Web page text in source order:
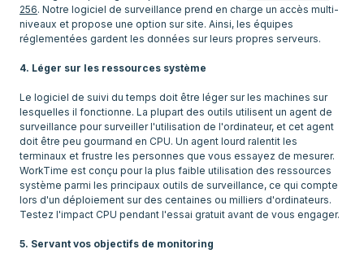
256. Notre logiciel de surveillance prend en charge un accès multi-
niveaux et propose une option sur site. Ainsi, les équipes
réglementées gardent les données sur leurs propres serveurs.
4. Léger sur les ressources système
Le logiciel de suivi du temps doit être léger sur les machines sur
lesquelles il fonctionne. La plupart des outils utilisent un agent de
surveillance pour surveiller l'utilisation de l'ordinateur, et cet agent
doit être peu gourmand en CPU. Un agent lourd ralentit les
terminaux et frustre les personnes que vous essayez de mesurer.
WorkTime est conçu pour la plus faible utilisation des ressources
système parmi les principaux outils de surveillance, ce qui compte
lors d'un déploiement sur des centaines ou milliers d'ordinateurs.
Testez l'impact CPU pendant l'essai gratuit avant de vous engager.
5. Servant vos objectifs de monitoring